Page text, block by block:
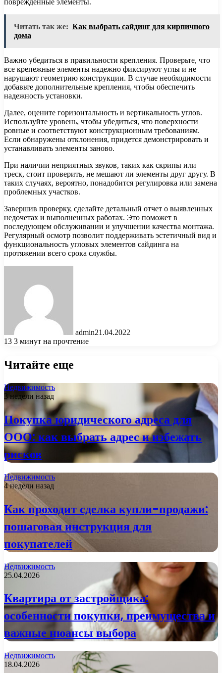
поврежденные элементы.
Читать так же: Как выбрать сайдинг для кирпичного
дома
Важно убедиться в правильности крепления. Проверьте, что
все крепежные элементы надежно фиксируют углы и не
нарушают геометрию конструкции. В случае необходимости
добавьте дополнительные крепления, чтобы обеспечить
надежность установки.
Далее, оцените горизонтальность и вертикальность углов.
Используйте уровень, чтобы убедиться, что поверхности
ровные и соответствуют конструкционным требованиям.
Если обнаружены отклонения, придется демонстрировать и
устанавливать элементы заново.
При наличии неприятных звуков, таких как скрипы или
треск, стоит проверить, не мешают ли элементы друг другу. В
таких случаях, вероятно, понадобится регулировка или замена
проблемных участков.
Завершив проверку, сделайте детальный отчет о выявленных
недочетах и выполненных работах. Это поможет в
последующем обслуживании и улучшении качества монтажа.
Регулярный осмотр позволит поддерживать эстетичный вид и
функциональность угловых элементов сайдинга на
протяжении всего срока службы.
admin21.04.2022
13 3 минут на прочтение
Читайте еще
Недвижимость
3 недели назад
Покупка юридического адреса для
ООО: как выбрать адрес и избежать
рисков
Недвижимость
4 недели назад
Как проходит сделка купли-продажи:
пошаговая инструкция для
покупателей
Недвижимость
25.04.2026
Квартира от застройщика:
особенности покупки, преимущества и
важные нюансы выбора
Недвижимость
18.04.2026